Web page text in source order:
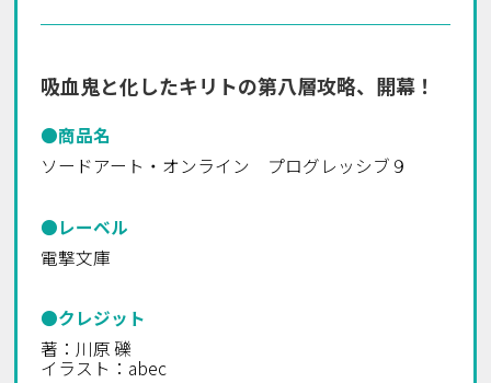
吸血鬼と化したキリトの第八層攻略、開幕――！
●商品名
ソードアート・オンライン プログレッシブ９
●レーベル
電撃文庫
●クレジット
著：川原 礫
イラスト：abec